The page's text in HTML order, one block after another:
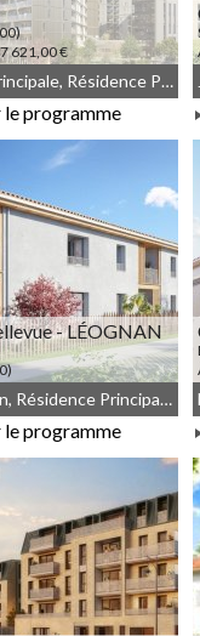
621,00 €
DE 207 621,00 €
Résidence Principale, Résidence Principale, JEANBRUN, LLI, LLI_JEANBRUN
programme
- LÉOGNAN
000,00 €
DE 201 000,00 €
Droit commun, Résidence Principale, JEANBRUN, Meublé non géré
programme